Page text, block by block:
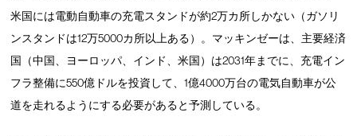
米国には電動自動車の充電スタンドが約2万カ所しかない（ガソリ
ンスタンドは12万5000カ所以上ある）。マッキンゼーは、主要経済
国（中国、ヨーロッパ、インド、米国）は2031年までに、充電イン
フラ整備に550億ドルを投資して、1億4000万台の電気自動車が公
道を走れるようにする必要があると予測している。